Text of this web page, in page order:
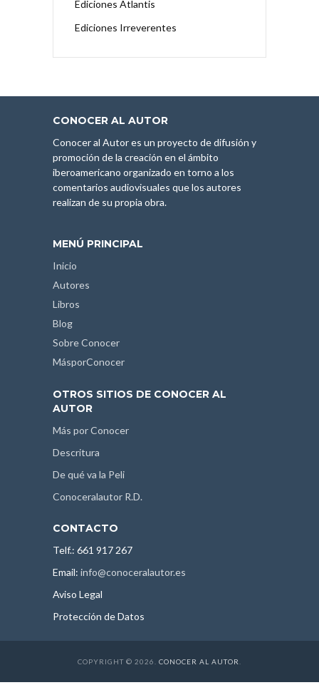
Ediciones Atlantis
Ediciones Irreverentes
CONOCER AL AUTOR
Conocer al Autor es un proyecto de difusión y
promoción de la creación en el ámbito
iberoamericano organizado en torno a los
comentarios audiovisuales que los autores
realizan de su propia obra.
MENÚ PRINCIPAL
Inicio
Autores
Libros
Blog
Sobre Conocer
MásporConocer
OTROS SITIOS DE CONOCER AL
AUTOR
Más por Conocer
Descritura
De qué va la Peli
Conoceralautor R.D.
CONTACTO
Telf.: 661 917 267
Email: info@conoceralautor.es
Aviso Legal
Protección de Datos
COPYRIGHT © 2026. CONOCER AL AUTOR